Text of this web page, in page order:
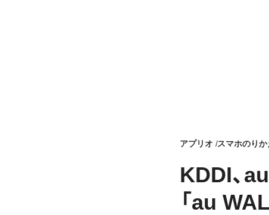
アプリオ スマホのりか
KDDI、
「au